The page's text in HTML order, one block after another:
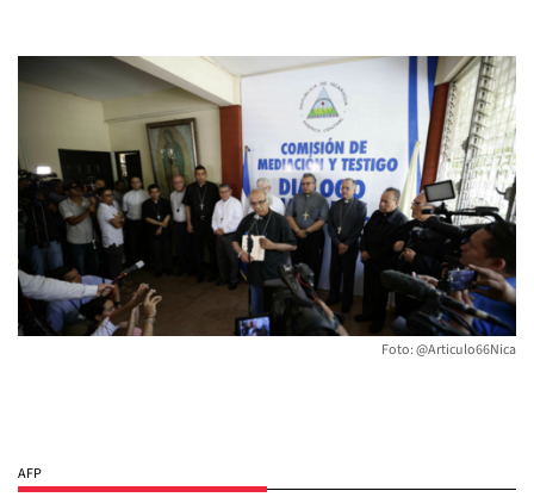
Foto: @Articulo66Nica
AFP